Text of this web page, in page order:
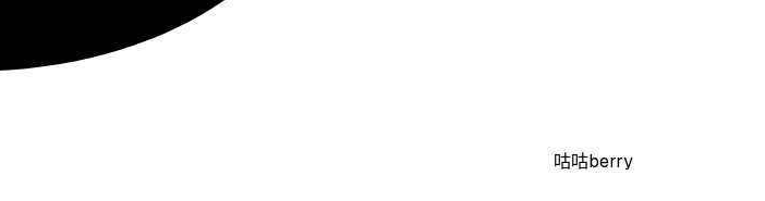
咕咕berry